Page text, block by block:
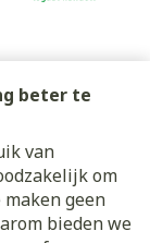
beter te
van
om
geen
bieden we